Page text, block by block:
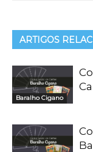
ARTIGOS
Baralho Cigano